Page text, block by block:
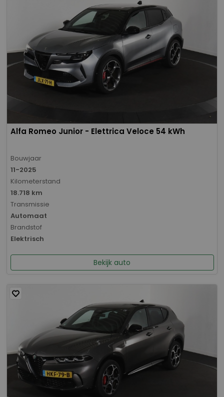
Alfa Romeo Junior - Elettrica Veloce 54 kWh
Bouwjaar
11-2025
Kilometerstand
18.718 km
Transmissie
Automaat
Brandstof
Elektrisch
Bekijk auto